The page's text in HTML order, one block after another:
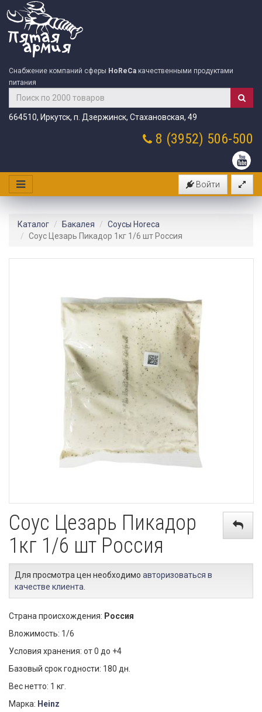
Снабжение компаний сферы HoReCa качественными продуктами
питания
664510, Иркутск, п. Дзержинск, Стахановская, 49
8 (3952) 506-500
Войти
Каталог Бакалея
Соусы Horeca
Соус Цезарь Пикадор 1кг 1/6 шт Россия
Соус Цезарь Пикадор
1кг 1/6 шт Россия
Для просмотра цен необходимо авторизоваться в
качестве клиента
Страна происхождения: Россия
Вложимость: 1/6
Условия хранения: от 0 до +4
Базовый срок годности: 180 дн.
Вес нетто: 1 кг.
Марка: Heinz